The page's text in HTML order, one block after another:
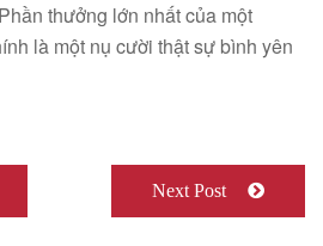
thưởng lớn nhất của một
là một nụ cười thật sự bình yên
Next Post